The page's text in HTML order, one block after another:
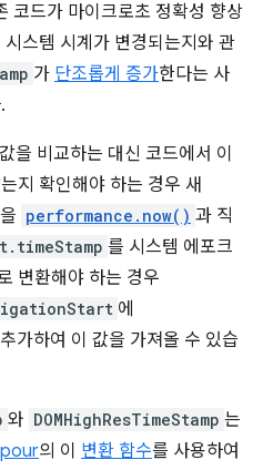
코드가 마이크로초 정확성 향상
스템 시계가 변경되는지와 관
가 단조롭게 증가한다는 사
값을 비교하는 대신 코드에서 이
지 확인해야 하는 경우 새
performance.now() 과 직
를 시스템 에포크
변환해야 하는 경우
에
가하여 이 값을 가져올 수 있습
와 DOMHighResTimeStamp 는
의 이 변환 함수를 사용하여